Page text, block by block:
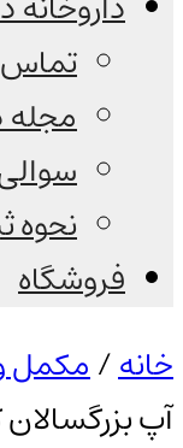
تماس
مجله
فروشگاه
خانه/مکمل
آپ